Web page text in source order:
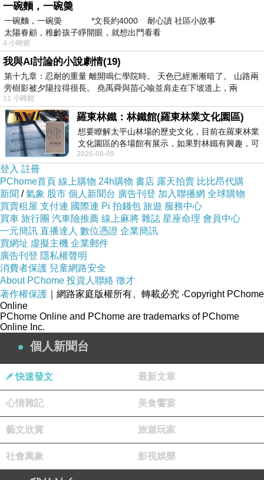
除了心理上的焦躁，壓力也會具體反映在身體
上，例如肩頸僵硬、背痛、偏頭痛等。當壓力長
期堆積，這些小症狀可能會演變為慢性疾病。要
有效對抗壓力，除了自我調適，專業的舒壓服務
是一個有效的選擇。對於生活在中部的朋友，若
想釋放累積的緊繃感，可以考慮專業的
壓。
腳底按摩與全身健康的關聯
在傳統保健觀念中，腳被視為「第二顆心臟」。
腳底有數以百計的反射區，分布著與全身器官相
連的神經末梢。透過腳底按摩，不僅能促進血液
循環，還能幫助調整內分泌、加速代謝，進而提
升整體免疫力。
現代醫學研究也指出，腳底按摩能促進副交感神
經的活化，這能幫助人體進入放鬆狀態，減少壓
力荷爾蒙分泌。對於長時間久坐辦公的人來說，
這不僅能減輕腿部浮腫與痠痛，更能提升精神狀
態。若想體驗這種由足底帶動全身的放鬆，可以
參考台中腳底按摩
運動後的放鬆與恢復
隨著健康意識抬頭，越來越多人養成規律運動的
習慣。然而，運動過後肌肉往往會出現酸痛與緊
繃，這是因為肌纖維在高強度使用後出現微小損
傷，需要時間修復。若忽略這個過程，容易導致
慢性運動傷害，甚至影響日常生活。
這時候，運動按摩的價值就顯現出來。透過針對
一碗麵，一碗羮
一碗麵，一碗羮 *文長約4000 耐心讀 社區小故事
太陽眷顧，稚齡孩子睜開眼，就想出門看看
4 小時前
我與AI討論的小說劇情(19)
第十九章：忍耐的重量 離開鳴仁學院時。 天色已經漸漸暗了。 山路兩
旁樹影被夕陽拉得很長。 堯禹舜與苗心喻並肩走在下坡道上，兩
11 小時前
羅東林鐵：林鐵館(羅東林業文化園區)
想要瞭解太平山林場的歷史文化，目前在羅東林業
文化園區的各場館有展示，如果對林鐵有興趣，可
以到林鐵館。 這裡展示從山下
2026-08-09
登入 註冊
PChome首頁 線上購物 24h購物 書店 露天拍賣 比比昂代購
新聞 /氣象 股市 個人新聞台 廣告刊登 加入聯播網 全球購物
買賣租屋 支付連 國際連 Pi 拍錢包 旅遊 服務中心
買車 旅行團 汽車險推薦 線上麻將 雜誌 星座命理 會員中心
一元簡訊 直播達人 數位憑證 企業簡訊
買網址 虛擬主機 企業郵件
廣告刊登 隱私權聲明
消費者保護 兒童網路安全
About PChome 投資人聯絡 徵才
著作權保護 ｜網路家庭版權所有、轉載必究 ‧Copyright PChome
Online
PChome Online and PChome are trademarks of PChome
Online Inc.
個人新聞台
快速發文 最新文章
心情雜記 美食饗宴
藝文欣賞 旅遊玩家
社會萬象 影視娛樂